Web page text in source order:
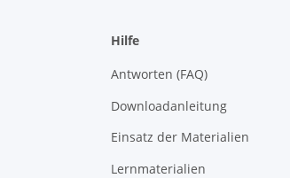
Hilfe
Antworten (FAQ)
Downloadanleitung
Einsatz der Materialien
Lernmaterialien